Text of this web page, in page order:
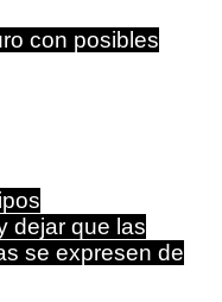
con posibles
dejar que las
se expresen de